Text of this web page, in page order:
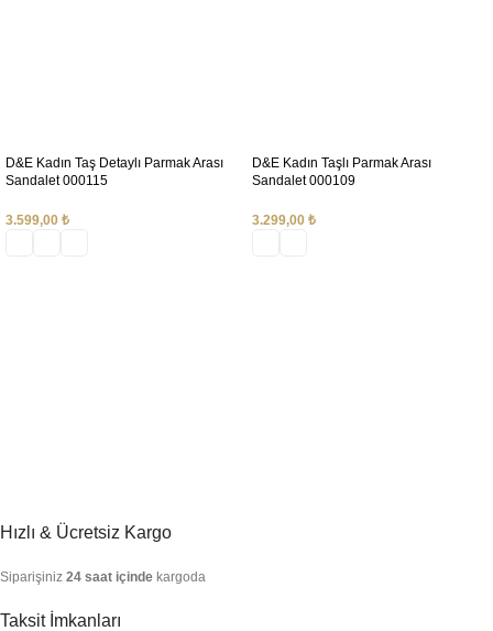
D&E Kadın Taş Detaylı Parmak Arası
Sandalet 000115
3.599,00 ₺
D&E Kadın Taşlı Parmak Arası
Sandalet 000109
3.299,00 ₺
Hızlı & Ücretsiz Kargo
Siparişiniz 24 saat içinde kargoda
Taksit İmkanları